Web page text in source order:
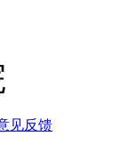
见反馈